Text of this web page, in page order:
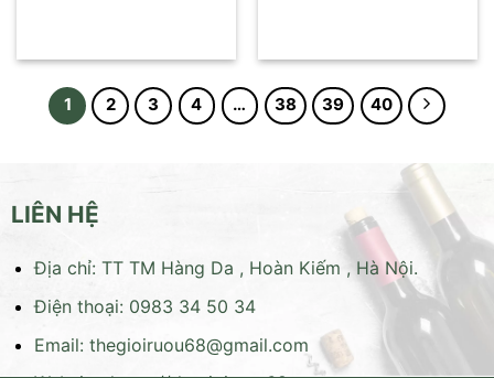
1 2 3 4 … 38 39 40
LIÊN HỆ
Địa chỉ: TT TM Hàng Da , Hoàn Kiếm , Hà Nội.
Điện thoại: 0983 34 50 34
Email: thegioiruou68@gmail.com